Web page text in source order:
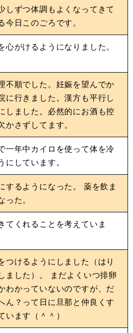
しずつ体調もよくなってきて
今日このごろです。
心がけるようになりました。
不順でした。妊娠を望んでか
に行きました。漢方も平行し
しました。必然的にお酒も控
かさずしてます。
一年中カイロを使って体を冷
にしています。
するようになった。 薬を飲ま
った。
てくれることを考えていま
つけるようにしました（はり
ました）。 まだよくいつ排卵
わかっていないのですが、だ
ん？って日に旦那と仲良くす
います（＾＾）